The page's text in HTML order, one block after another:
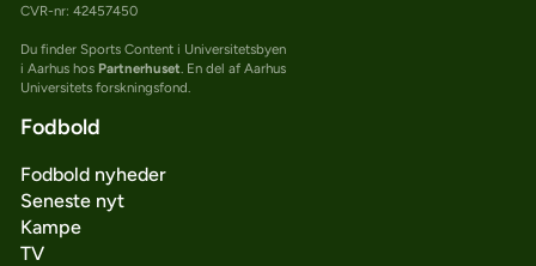
CVR-nr: 42457450
Du finder Sports Content i Universitetsbyen
i Aarhus hos Partnerhuset. En del af Aarhus
Universitets forskningsfond.
Fodbold
Fodbold nyheder
Seneste nyt
Kampe
TV